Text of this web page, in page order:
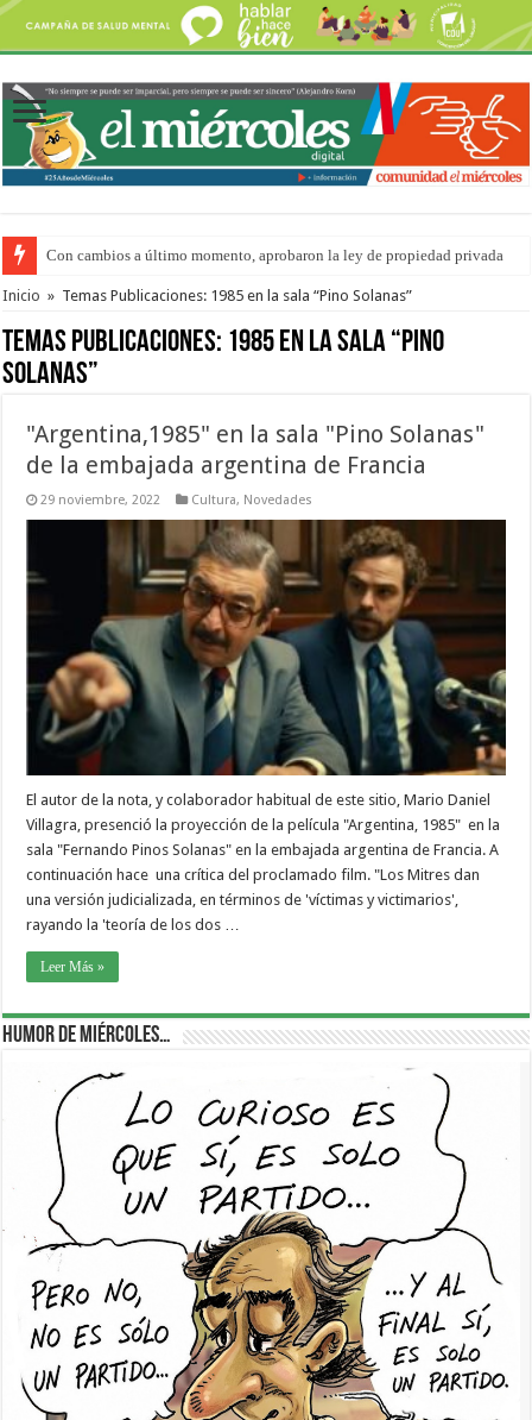
Con cambios a último momento, aprobaron la ley de propiedad privada
Del viernes 7 al domingo 9 de agosto: la agenda ¿A dónde ir? para este
Inicio » Temas Publicaciones: 1985 en la sala “Pino Solanas”
Temas Publicaciones: 1985 en la sala “Pino
Solanas”
"Argentina,1985" en la sala "Pino Solanas"
de la embajada argentina de Francia
29 noviembre, 2022 Cultura, Novedades
El autor de la nota, y colaborador habitual de este sitio, Mario Daniel
Villagra, presenció la proyección de la película "Argentina, 1985" en la
sala "Fernando Pinos Solanas" en la embajada argentina de Francia. A
continuación hace una crítica del proclamado film. "Los Mitres dan
una versión judicializada, en términos de 'víctimas y victimarios',
rayando la 'teoría de los dos …
Leer Más »
Humor de Miércoles…